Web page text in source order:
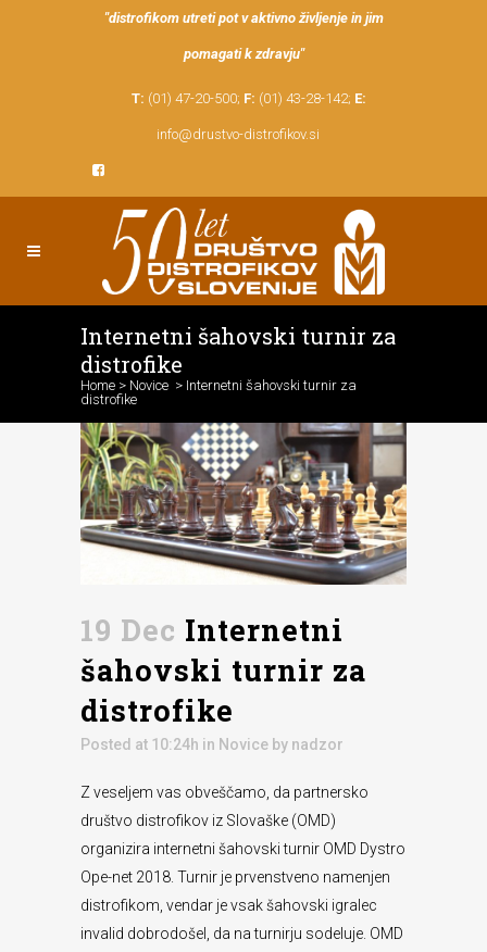
"distrofikom utreti pot v aktivno življenje in jim
pomagati k zdravju"
T: (01) 47-20-500; F: (01) 43-28-142; E:
info@drustvo-distrofikov.si
Internetni šahovski turnir za
distrofike
Home > Novice > Internetni šahovski turnir za
distrofike
19 Dec Internetni
šahovski turnir za
distrofike
Posted at 10:24h in Novice by nadzor
Z veseljem vas obveščamo, da partnersko
društvo distrofikov iz Slovaške (OMD)
organizira internetni šahovski turnir OMD Dystro
Ope-net 2018. Turnir je prvenstveno namenjen
distrofikom, vendar je vsak šahovski igralec
invalid dobrodošel, da na turnirju sodeluje. OMD